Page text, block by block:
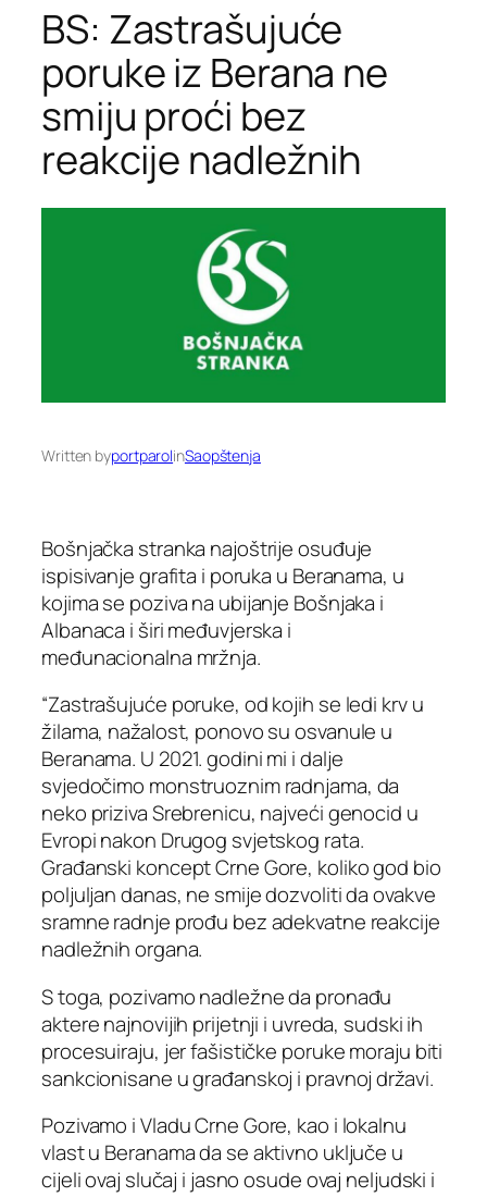
BS: Zastrašujuće
poruke iz Berana ne
smiju proći bez
reakcije nadležnih
Written byportparolinSaopštenja
Bošnjačka stranka najoštrije osuđuje
ispisivanje grafita i poruka u Beranama, u
kojima se poziva na ubijanje Bošnjaka i
Albanaca i širi međuvjerska i
međunacionalna mržnja.
“Zastrašujuće poruke, od kojih se ledi krv u
žilama, nažalost, ponovo su osvanule u
Beranama. U 2021. godini mi i dalje
svjedočimo monstruoznim radnjama, da
neko priziva Srebrenicu, najveći genocid u
Evropi nakon Drugog svjetskog rata.
Građanski koncept Crne Gore, koliko god bio
poljuljan danas, ne smije dozvoliti da ovakve
sramne radnje prođu bez adekvatne reakcije
nadležnih organa.
S toga, pozivamo nadležne da pronađu
aktere najnovijih prijetnji i uvreda, sudski ih
procesuiraju, jer fašističke poruke moraju biti
sankcionisane u građanskoj i pravnoj državi.
Pozivamo i Vladu Crne Gore, kao i lokalnu
vlast u Beranama da se aktivno uključe u
cijeli ovaj slučaj i jasno osude ovaj neljudski i